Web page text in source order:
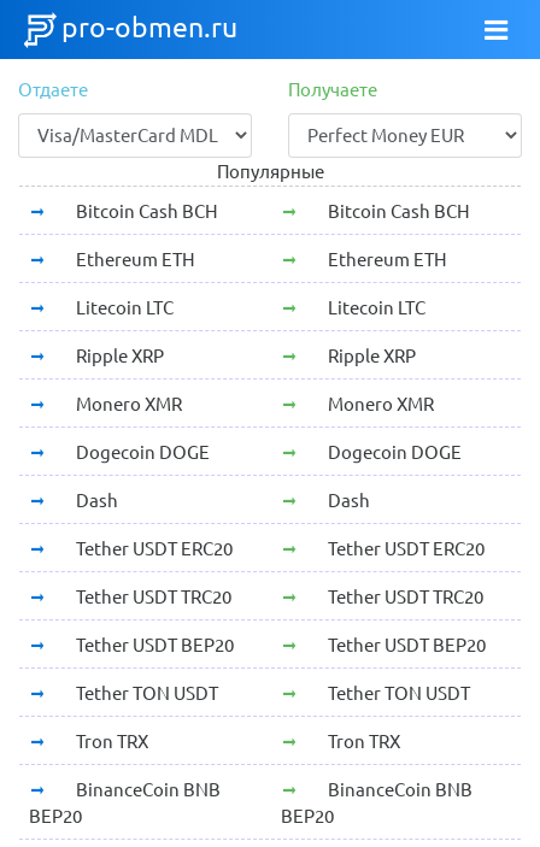
pro-obmen.ru
Отдаете Получаете
Популярные
Bitcoin Cash BCH
Bitcoin Cash BCH
Ethereum ETH Ethereum ETH
Litecoin LTC Litecoin LTC
Ripple XRP Ripple XRP
Monero XMR Monero XMR
Dogecoin DOGE Dogecoin DOGE
Dash Dash
Tether USDT ERC20 Tether USDT ERC20
Tether USDT TRC20 Tether USDT TRC20
Tether USDT BEP20 Tether USDT BEP20
Tether TON USDT Tether TON USDT
Tron TRX Tron TRX
BinanceCoin BNB
BEP20
BinanceCoin BNB
BEP20